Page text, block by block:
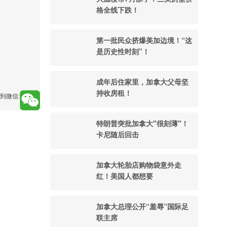
格全线下跌！
第一批民众挤爆美加边境！“这
是历史性时刻”！
成年后住家里，加拿大父母坚
持收房租！
特朗普突批加拿大"很刻薄"！
卡尼随后回击
加拿大轮胎店购物袋意外走
红！美国人都想要
加拿大总理公开“羞辱”国际足
联主席
微信: